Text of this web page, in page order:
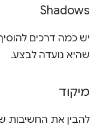
Shadows
שהיא נועדה לבצע.
מיקוד
להבין את החשיבות